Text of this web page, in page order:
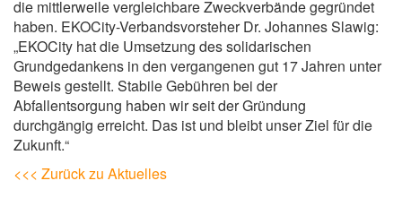
die mittlerweile vergleichbare Zweckverbände gegründet
haben. EKOCity-Verbandsvorsteher Dr. Johannes Slawig:
„EKOCity hat die Umsetzung des solidarischen
Grundgedankens in den vergangenen gut 17 Jahren unter
Beweis gestellt. Stabile Gebühren bei der
Abfallentsorgung haben wir seit der Gründung
durchgängig erreicht. Das ist und bleibt unser Ziel für die
Zukunft.“
<<< Zurück zu Aktuelles